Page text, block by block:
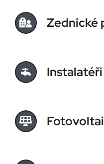
Zednické
Instalatéři